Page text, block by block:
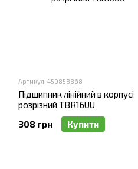
Артикул: 450858868
Підшипник лінійний в корпусі
розрізний TBR16UU
308 грн
Купити